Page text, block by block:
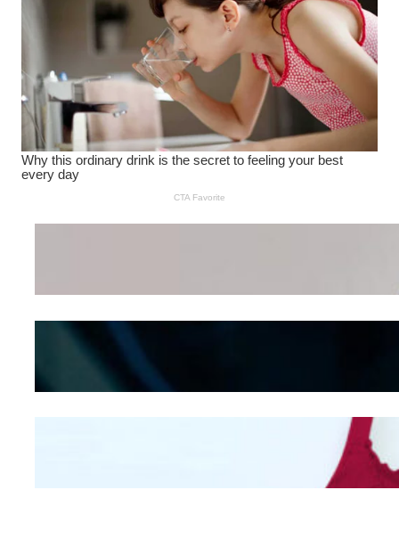
Wanita Pamer Pakaian
Kepribadian
Mengintip Kepribadian
Wanita Dari Warna Bra